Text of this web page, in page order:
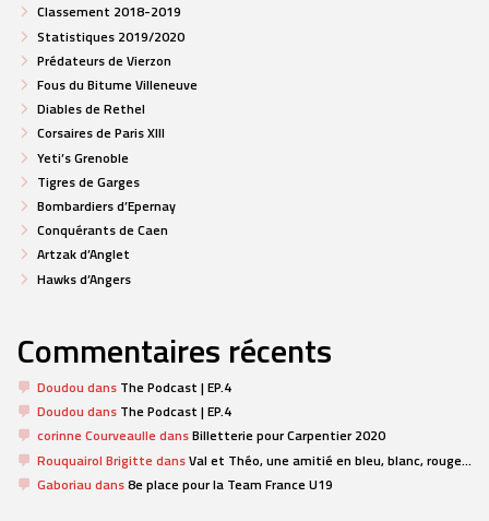
Classement 2018-2019
Statistiques 2019/2020
Prédateurs de Vierzon
Fous du Bitume Villeneuve
Diables de Rethel
Corsaires de Paris XIII
Yeti’s Grenoble
Tigres de Garges
Bombardiers d’Epernay
Conquérants de Caen
Artzak d’Anglet
Hawks d’Angers
Commentaires récents
Doudou dans The Podcast | EP.4
Doudou dans The Podcast | EP.4
corinne Courveaulle dansBilletterie pour Carpentier 2020
Rouquairol Brigitte dansVal et Théo, une amitié en bleu, blanc, rouge…
Gaboriau dans8e place pour la Team France U19